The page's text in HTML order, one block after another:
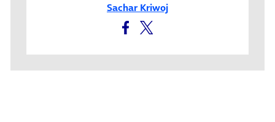
Sachar Kriwoj